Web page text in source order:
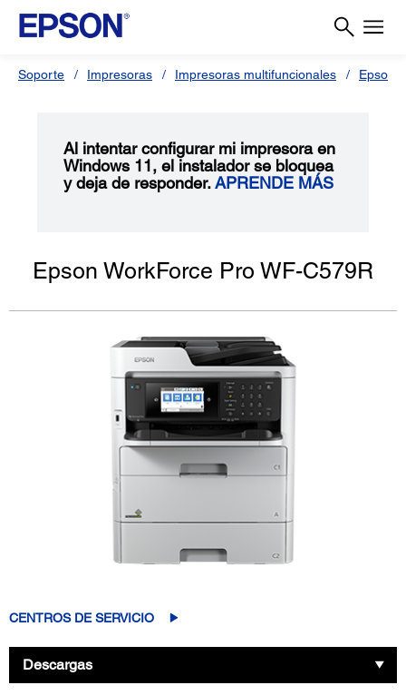
Soporte Impresoras Impresoras multifuncionales Epson
Al intentar configurar mi impresora en
Windows 11, el instalador se bloquea
y deja de responder.APRENDE MÁS
Epson WorkForce Pro WF-C579R
CENTROS DE SERVICIO
Descargas